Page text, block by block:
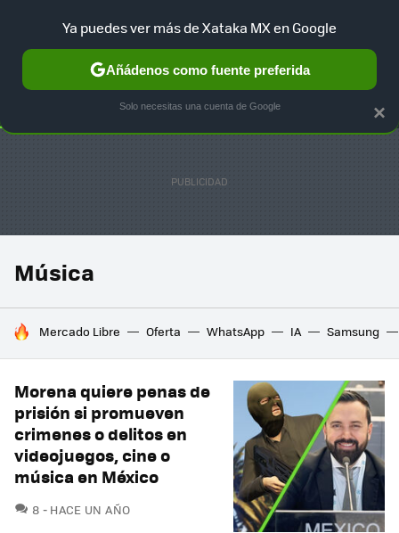
SELECCIÓN GAMING HOME AUTO TERRITORIO
Música
HOY SE HABLA DE
Mercado Libre Oferta WhatsApp IA Samsung
Morena quiere penas de
prisión si promueven
crimenes o delitos en
videojuegos, cine o
música en México
8 COMENTARIOS
HACE UN AÑO
×
Ya puedes ver más de Xataka MX en Google
Añádenos como fuente preferida
Solo necesitas una cuenta de Google